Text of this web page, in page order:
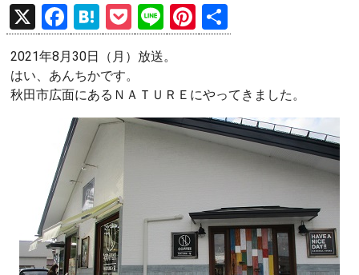
X
F
a
ce
b
o
o
k
H
at
e
n
a
P
o
ck
et
Li
n
e
Pi
nt
es
t
有
2021年8月30日（月）放送。
はい、あんちかです。
秋田市広面にあるＮＡＴＵＲＥにやってきました。